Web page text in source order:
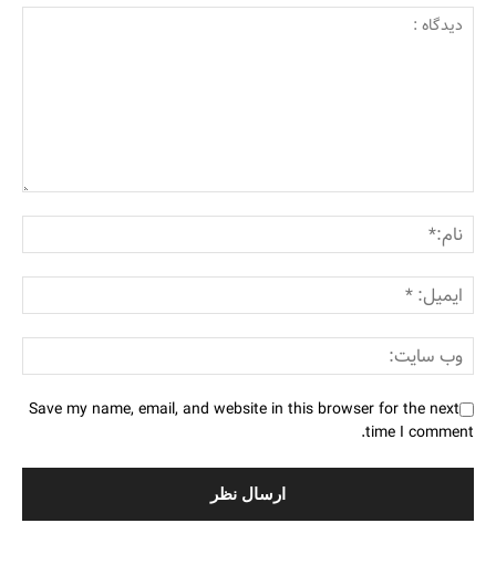
Save my name, email, and website in this browser for the next
time I comment.